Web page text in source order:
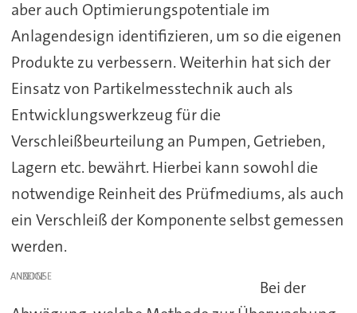
aber auch Optimierungspotentiale im
Anlagendesign identifizieren, um so die eigenen
Produkte zu verbessern. Weiterhin hat sich der
Einsatz von Partikelmesstechnik auch als
Entwicklungswerkzeug für die
Verschleißbeurteilung an Pumpen, Getrieben,
Lagern etc. bewährt. Hierbei kann sowohl die
notwendige Reinheit des Prüfmediums, als auch
ein Verschleiß der Komponente selbst gemessen
werden.
ANZEIGE
Bei der